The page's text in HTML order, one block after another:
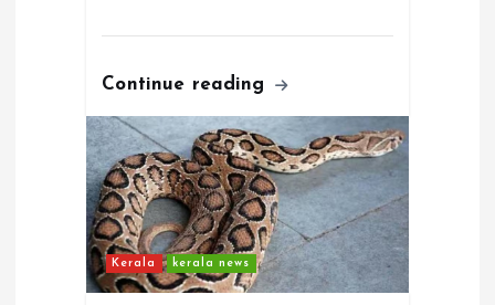
Continue reading
Kerala kerala news